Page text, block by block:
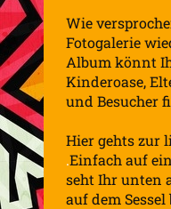
Wie
Fotogalerie
Album könnt
Kinderoase,
und Besucher
Hier gehts zur
.Einfach auf
seht Ihr unten
auf dem